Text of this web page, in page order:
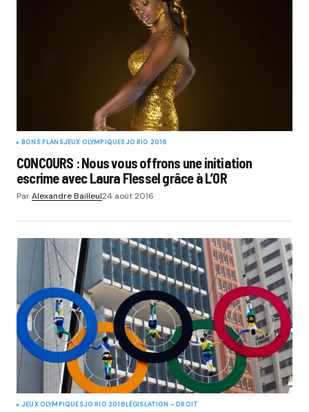
BONS PLANSJEUX OLYMPIQUESJO RIO 2016
CONCOURS : Nous vous offrons une initiation
escrime avec Laura Flessel grâce à L’OR
ParAlexandre Bailleul24 août 2016
JEUX OLYMPIQUESJO RIO 2016LÉGISLATION - DROIT